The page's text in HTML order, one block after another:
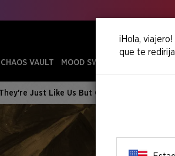
CHAOS VAULT MOOD SWINGS
Just Like Us But Cooler And With
¡Hola,
que te